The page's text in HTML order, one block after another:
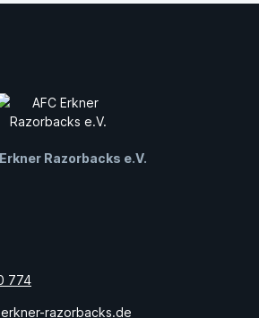
Razorbacks e.V.
774
razorbacks.de